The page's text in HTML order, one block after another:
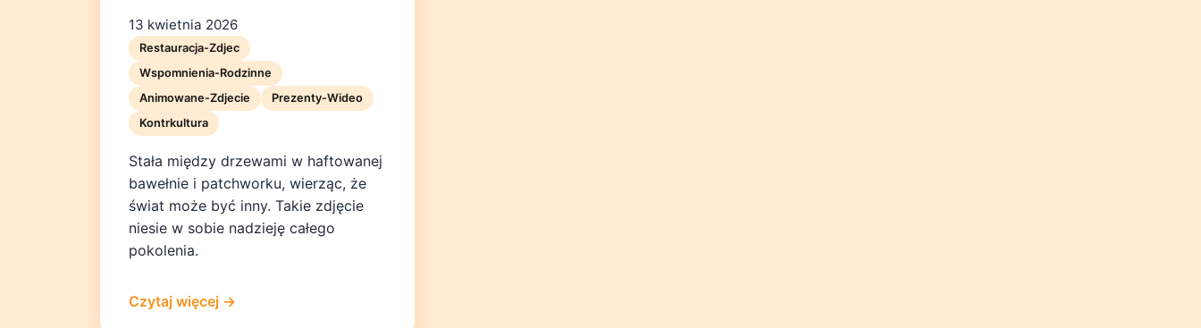
13 kwietnia 2026
Restauracja-Zdjec
Wspomnienia-Rodzinne
Animowane-Zdjecie
Prezenty-Wideo
Kontrkultura
Stała między drzewami w haftowanej
bawełnie i patchworku, wierząc, że
świat może być inny. Takie zdjęcie
niesie w sobie nadzieję całego
pokolenia.
Czytaj więcej →